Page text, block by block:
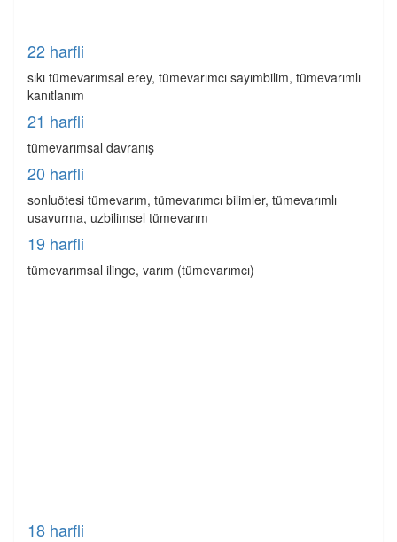
22 harfli
sıkı tümevarımsal erey, tümevarımcı sayımbilim, tümevarımlı
kanıtlanım
21 harfli
tümevarımsal davranış
20 harfli
sonluötesi tümevarım, tümevarımcı bilimler, tümevarımlı
usavurma, uzbilimsel tümevarım
19 harfli
tümevarımsal ilinge, varım (tümevarımcı)
18 harfli